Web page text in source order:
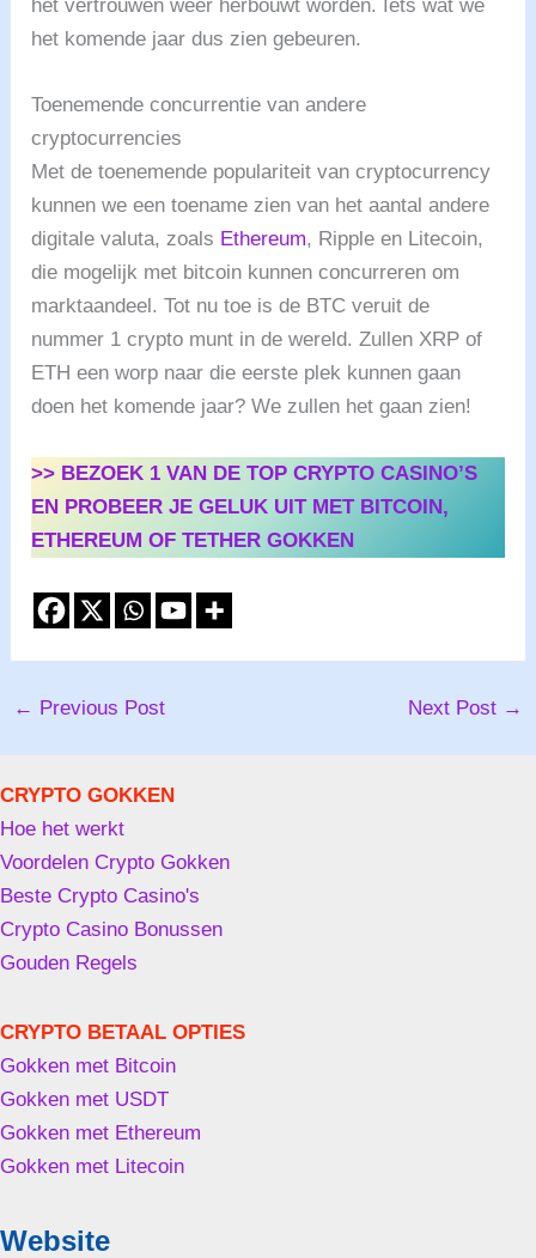
het vertrouwen weer herbouwt worden. Iets wat we
het komende jaar dus zien gebeuren.
Toenemende concurrentie van andere
cryptocurrencies
Met de toenemende populariteit van cryptocurrency
kunnen we een toename zien van het aantal andere
digitale valuta, zoals Ethereum, Ripple en Litecoin,
die mogelijk met bitcoin kunnen concurreren om
marktaandeel. Tot nu toe is de BTC veruit de
nummer 1 crypto munt in de wereld. Zullen XRP of
ETH een worp naar die eerste plek kunnen gaan
doen het komende jaar? We zullen het gaan zien!
>> BEZOEK 1 VAN DE TOP CRYPTO CASINO’S
EN PROBEER JE GELUK UIT MET BITCOIN,
ETHEREUM OF TETHER GOKKEN
← Previous Post Next Post →
CRYPTO GOKKEN
Hoe het werkt
Voordelen Crypto Gokken
Beste Crypto Casino's
Crypto Casino Bonussen
Gouden Regels
CRYPTO BETAAL OPTIES
Gokken met Bitcoin
Gokken met USDT
Gokken met Ethereum
Gokken met Litecoin
Website